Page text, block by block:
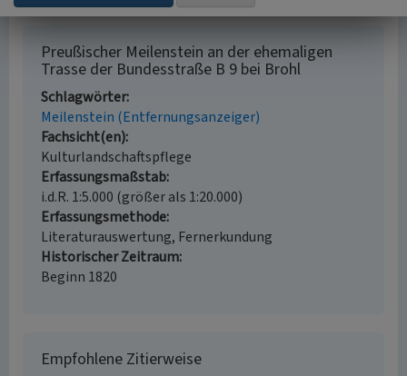
Preußischer Meilenstein an der ehemaligen
Trasse der Bundesstraße B 9 bei Brohl
Schlagwörter
Meilenstein (Entfernungsanzeiger)
Fachsicht(en)
Kulturlandschaftspflege
Erfassungsmaßstab
i.d.R. 1:5.000 (größer als 1:20.000)
Erfassungsmethode
Literaturauswertung, Fernerkundung
Historischer Zeitraum
Beginn 1820
Empfohlene Zitierweise